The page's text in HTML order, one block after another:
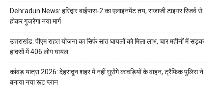
Dehradun News: हरिद्वार बाईपास-2 का एलाइनमेंट तय, राजाजी टाइगर रिजर्व से
होकर गुजरेगा नया मार्ग
उत्तराखंड: पीएम राहत योजना का सिर्फ सात घायलों को मिला लाभ, चार महीनों में सड़क
हादसों में 406 लोग घायल
कांवड़ यात्रा 2026: देहरादून शहर में नहीं घुसेंगे कांवड़ियों के वाहन, ट्रैफिक पुलिस ने
बनाया नया रूट प्लान